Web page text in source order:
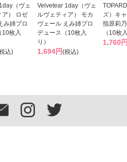
（ヴェ
ア） ロゼ
み姉プロ
10枚入
込)
Velvetear 1day（ヴェ
ルヴェティア） モカ
ヴェール えみ姉プロ
デュース（10枚入
り）
1,694円(税込)
ズ）キ
指原莉
（10枚
1,760